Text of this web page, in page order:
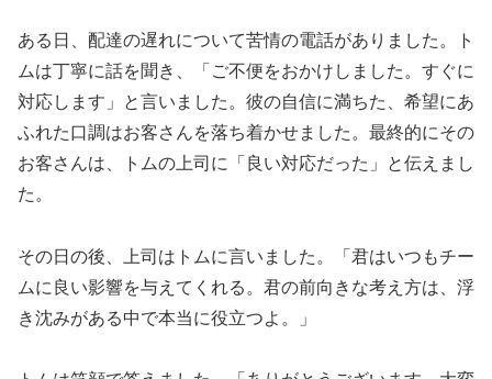
ある日、配達の遅れについて苦情の電話がありました。ト
ムは丁寧に話を聞き、「ご不便をおかけしました。すぐに
対応します」と言いました。彼の自信に満ちた、希望にあ
ふれた口調はお客さんを落ち着かせました。最終的にその
お客さんは、トムの上司に「良い対応だった」と伝えまし
た。
その日の後、上司はトムに言いました。「君はいつもチー
ムに良い影響を与えてくれる。君の前向きな考え方は、浮
き沈みがある中で本当に役立つよ。」